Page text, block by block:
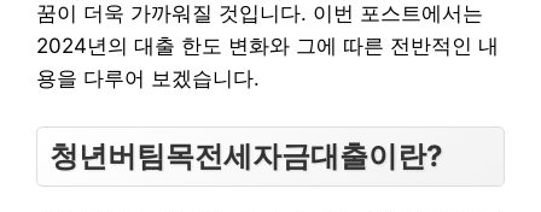
꿈이 더욱 가까워질 것입니다. 이번 포스트에서는
2024년의 대출 한도 변화와 그에 따른 전반적인 내
용을 다루어 보겠습니다.
청년버팀목전세자금대출이란?